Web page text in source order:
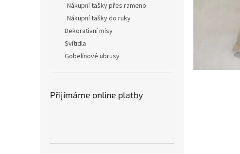
Nákupní tašky přes rameno
Nákupní tašky do ruky
Dekorativní mísy
Svítidla
Gobelínové ubrusy
Přijímáme online platby